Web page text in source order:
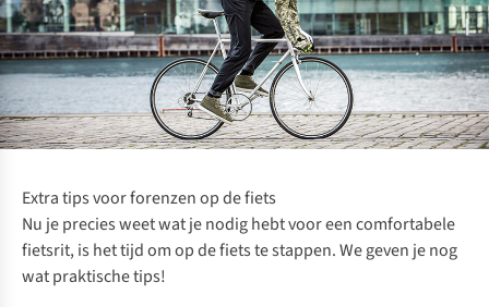
Extra tips voor forenzen op de fiets
Nu je precies weet wat je nodig hebt voor een comfortabele
fietsrit, is het tijd om op de fiets te stappen. We geven je nog
wat praktische tips!